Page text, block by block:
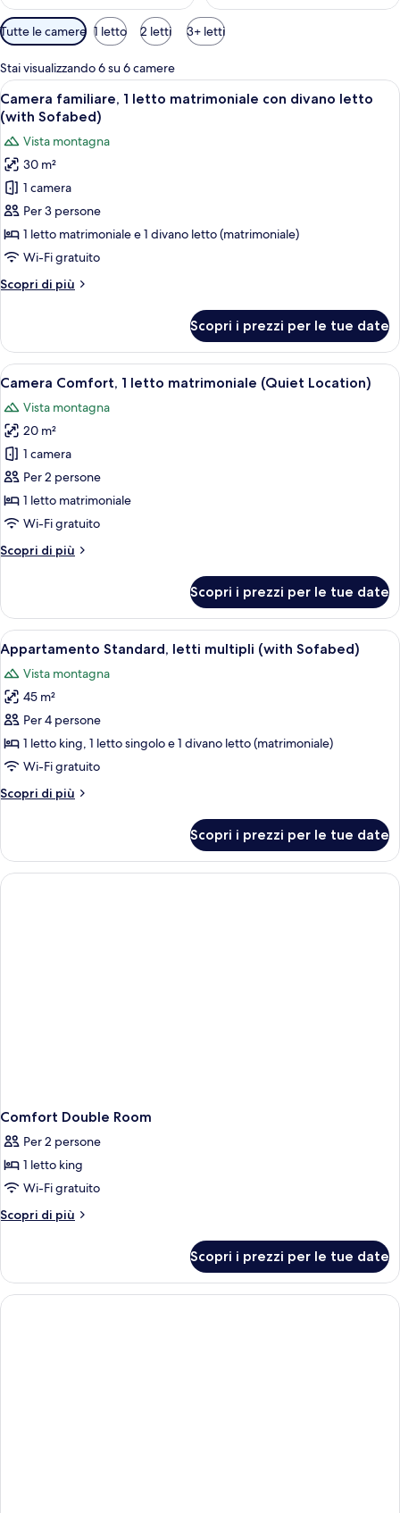
Filtri
disponibili
per
le
camere
Tutte le camere 1 letto 2 letti 3+ letti
Stai visualizzando 6 su 6 camere
Apri
tutte
le
foto
per
Camera
familiare,
1
letto
con
(with
Sofabed)
Camera d'albergo con un letto
13
Camera familiare, 1 letto matrimoniale con divano letto
(with Sofabed)
Vista montagna
30 m²
1 camera
Per 3 persone
1 letto matrimoniale e 1 divano letto (matrimoniale)
Wi-Fi gratuito
Scopri di più
Altri
familiare,
letto
con
divano
letto
(with
Sofabed)
Scopri i prezzi per le tue date
Apri
tutte
le
foto
per
Camera
Comfort,
1
matrimoniale
Una camera d'albergo con un letto
10
Camera Comfort, 1 letto matrimoniale (Quiet Location)
Vista montagna
20 m²
1 camera
Per 2 persone
1 letto matrimoniale
Wi-Fi gratuito
Scopri di più
Altri
Comfort,
letto
matrimoniale
(Quiet
Location)
Scopri i prezzi per le tue date
Apri
tutte
le
foto
per
Appartamento
Standard,
multipli
10 camere, biancheria da letto di
9
Appartamento Standard, letti multipli (with Sofabed)
Vista montagna
45 m²
Per 4 persone
1 letto king, 1 letto singolo e 1 divano letto (matrimoniale)
Wi-Fi gratuito
Scopri di più
Altri
Standard,
letti
multipli
Scopri i prezzi per le tue date
Comfort Double Room
Per 2 persone
1 letto king
Wi-Fi gratuito
Scopri di più
Altri
Double
Room
Scopri i prezzi per le tue date